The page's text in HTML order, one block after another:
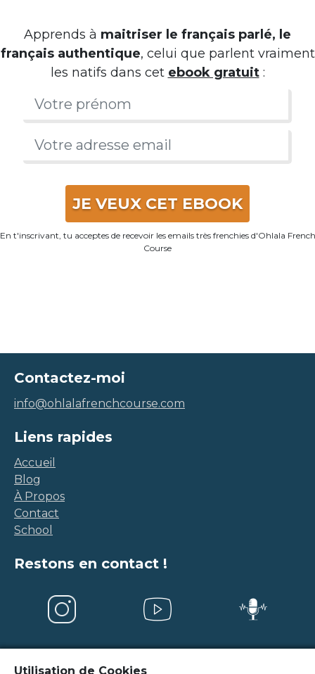
Apprends à maitriser le français parlé, le
français authentique , celui que parlent vraiment
les natifs dans cet ebook gratuit :
JE VEUX CET EBOOK
En t'inscrivant, tu acceptes de recevoir les emails très frenchies d'Ohlala French
Course
Utilisation de Cookies
Contactez-moi
info@ohlalafrenchcourse.com
Liens rapides
Accueil
Blog
À Propos
Contact
School
Restons en contact !